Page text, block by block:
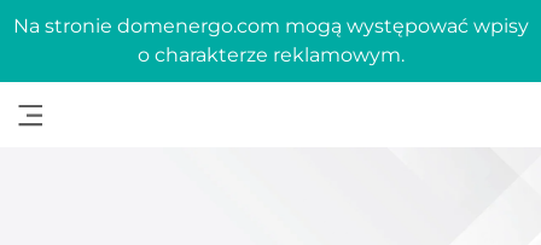
Na stronie domenergo.com mogą występować wpisy
o charakterze reklamowym.